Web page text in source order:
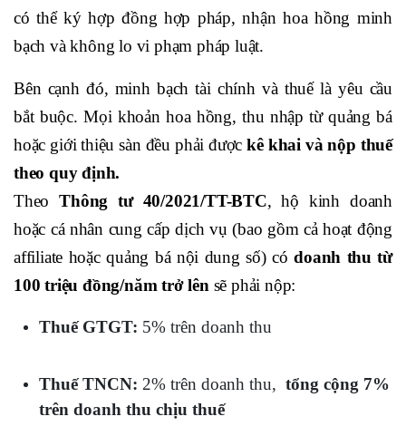
có thể ký hợp đồng hợp pháp, nhận hoa hồng minh
bạch và không lo vi phạm pháp luật.
Bên cạnh đó, minh bạch tài chính và thuế là yêu cầu
bắt buộc. Mọi khoản hoa hồng, thu nhập từ quảng bá
hoặc giới thiệu sàn đều phải đượckê khai và nộp thuế
theo quy định.
TheoThông tư 40/2021/TT-BTC, hộ kinh doanh
hoặc cá nhân cung cấp dịch vụ (bao gồm cả hoạt động
affiliate hoặc quảng bá nội dung số) códoanh thu từ
100 triệu đồng/năm trở lên sẽ phải nộp:
Thuế GTGT: 5% trên doanh thu
Thuế TNCN: 2% trên doanh thu, tổng cộng 7%
trên doanh thu chịu thuế